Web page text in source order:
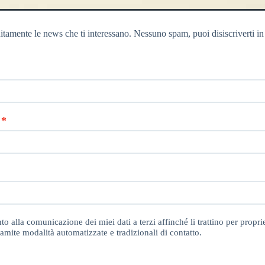
le news che ti interessano. Nessuno spam, puoi disiscriverti
alla comunicazione dei miei dati a terzi affinché li trattino per
modalità automatizzate e tradizionali di contatto.